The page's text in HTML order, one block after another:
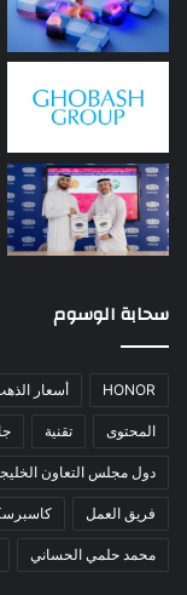
سحابة الوسوم
HONOR أسعار
المحتوى تقنية
دول مجلس التعاون
فريق العمل
محمد حلمي الحساني